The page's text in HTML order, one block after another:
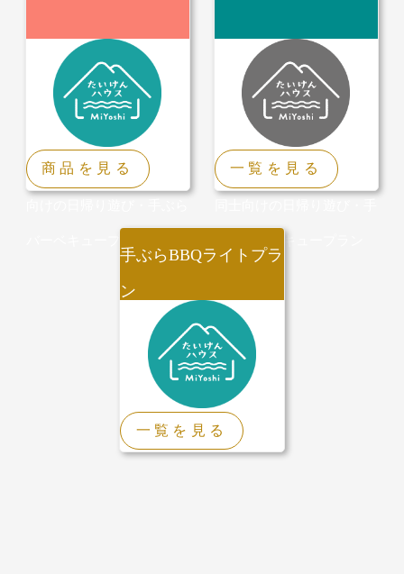
商品を見る 一覧を見る
手ぶらBBQライトプラ
ン
一覧を見る